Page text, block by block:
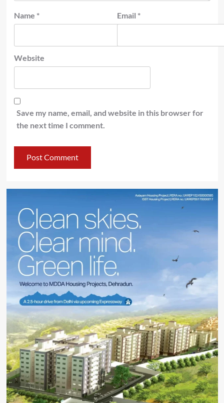
Name * Email *
Website
Save my name, email, and website in this browser for
the next time I comment.